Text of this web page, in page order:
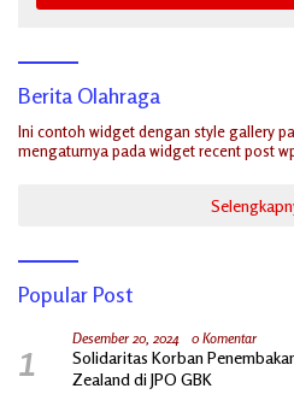
Berita Olahraga
Ini contoh widget dengan style gallery
mengaturnya pada widget recent post
Popular Post
1 Desember 20, 2024 0 Komentar
Solidaritas Korban
Zealand di JPO GBK